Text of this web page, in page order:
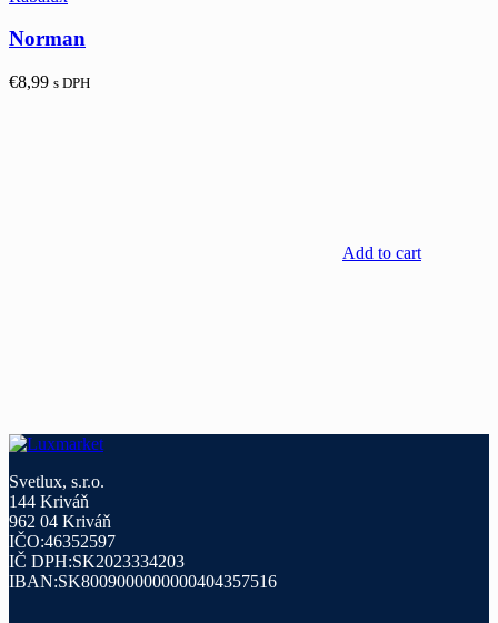
Norman
€8,99 s DPH
Add to cart
Svetlux, s.r.o.
144 Kriváň
962 04 Kriváň
IČO:46352597
IČ DPH:SK2023334203
IBAN:SK8009000000000404357516